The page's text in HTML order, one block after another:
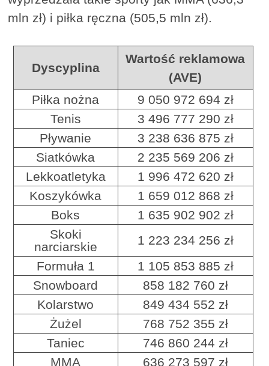
mln zł) i piłka ręczna (505,5 mln zł).
Dyscyplina
Wartość reklamowa
(AVE)
Piłka nożna
9 050 972 694 zł
Tenis
3 496 777 290 zł
Pływanie
3 238 636 875 zł
Siatkówka
2 235 569 206 zł
Lekkoatletyka
1 996 472 620 zł
Koszykówka
1 659 012 868 zł
Boks
1 635 902 902 zł
Skoki
narciarskie
1 223 234 256 zł
Formuła 1
1 105 853 885 zł
Snowboard
858 182 760 zł
Kolarstwo
849 434 552 zł
Żużel
768 752 355 zł
Taniec
746 860 244 zł
MMA
636 273 597 zł